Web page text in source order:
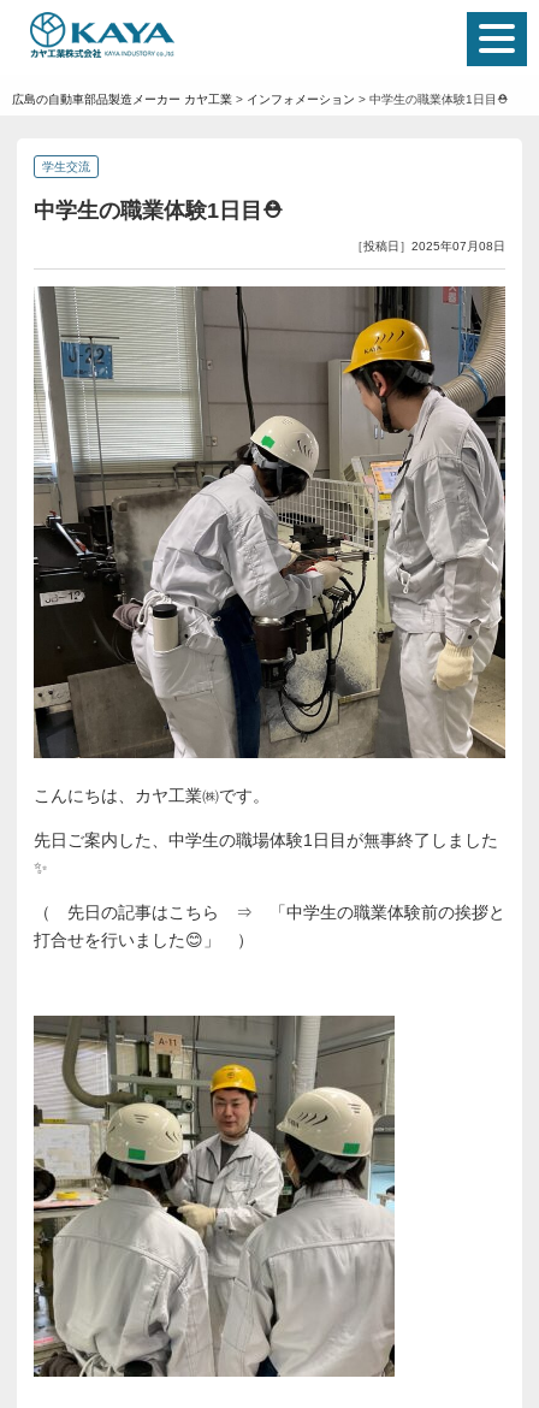
広島の自動車部品製造メーカー カヤ工業 > インフォメーション > 中学生の職業体験1日目⛑️
学生交流
中学生の職業体験1日目⛑️
［投稿日］2025年07月08日
こんにちは、カヤ工業㈱です。
先日ご案内した、中学生の職場体験1日目が無事終了しました
✨
（ 先日の記事はこちら ⇒
「中学生の職業体験前の挨拶と
打合せを行いました😊」
）